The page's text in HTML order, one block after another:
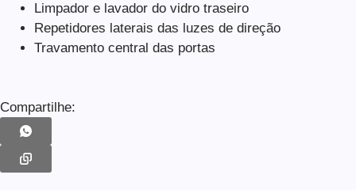
Limpador e lavador do vidro traseiro
Repetidores laterais das luzes de direção
Travamento central das portas
Compartilhe: